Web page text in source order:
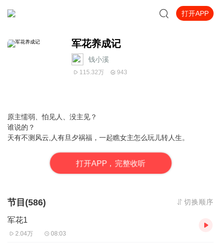
打开APP
军花养成记
钱小溪
115.32万 943
原主懦弱、怕见人、没主见？
谁说的？
天有不测风云,人有旦夕祸福，一起瞧女主怎么玩儿转人生。
打开APP，完整收听
节目(586) 切换顺序
军花1
2.04万 08:03